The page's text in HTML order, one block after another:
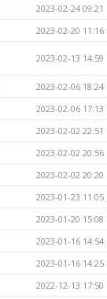
2023-02-24 09:21
2023-02-20 11:16
2023-02-13 14:59
2023-02-06 18:24
2023-02-06 17:13
2023-02-02 22:51
2023-02-02 20:56
2023-02-02 20:20
2023-01-23 11:05
2023-01-20 15:08
2023-01-16 14:54
2023-01-16 14:25
2022-12-13 17:50